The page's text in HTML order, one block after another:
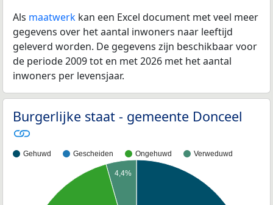
Als maatwerk kan een Excel document met veel meer
gegevens over het aantal inwoners naar leeftijd
geleverd worden. De gegevens zijn beschikbaar voor
de periode 2009 tot en met 2026 met het aantal
inwoners per levensjaar.
Burgerlijke staat - gemeente Donceel
Gehuwd Gescheiden Ongehuwd Verweduwd
4,4%